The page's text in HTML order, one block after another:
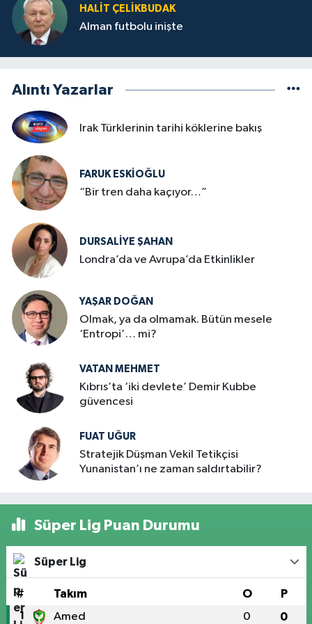
HALIT ÇELİKBUDAK
Alman futbolu inişte
Alıntı Yazarlar
Irak Türklerinin tarihi köklerine bakış
FARUK ESKİOĞLU
“Bir tren daha kaçıyor…”
DURSALIYE ŞAHAN
Londra’da ve Avrupa’da Etkinlikler
YAŞAR DOĞAN
Olmak, ya da olmamak. Bütün mesele
‘Entropi’… mi?
VATAN MEHMET
Kıbrıs’ta ‘iki devlete’ Demir Kubbe
güvencesi
FUAT UĞUR
Stratejik Düşman Vekil Tetikçisi
Yunanistan’ı ne zaman saldırtabilir?
Süper Lig Puan Durumu
Süper Lig
# Takım O P
1 Amed 0 0